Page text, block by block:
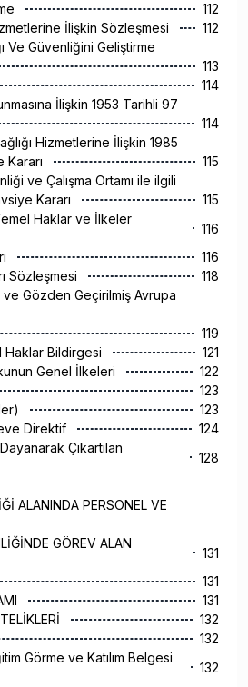
112
İlişkin Sözleşmesi
112
Ve Güvenliğini Geliştirme
113
114
İlişkin 1953 Tarihli 97
114
Hizmetlerine İlişkin 1985
Kararı
115
ve Çalışma Ortamı ile ilgili
Kararı
115
Haklar ve İlkeler
116
116
Sözleşmesi
118
ve Gözden Geçirilmiş Avrupa
119
Haklar Bildirgesi
121
Genel İlkeleri
122
123
123
Direktif
124
Çıkartılan
128
ALANINDA PERSONEL VE
GÖREV ALAN
131
131
131
132
132
Görme ve Katılım Belgesi
132